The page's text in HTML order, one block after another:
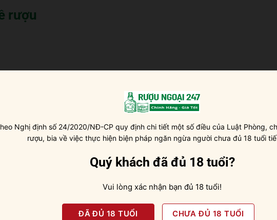
rượu
đậm
chất, thêm đá viên, pha chế cocktail
Nghị định số 24/2020/NĐ-CP quy định chi tiết một số điều của Luật Phòng,
rượu, bia về việc thực hiện biện pháp ngăn ngừa người chưa đủ 18 tuổi
Quý khách đã đủ 18 tuổi?
Vui lòng xác nhận bạn đủ 18 tuổi!
ĐÃ ĐỦ 18 TUỔI CHƯA ĐỦ 18 TUỔI